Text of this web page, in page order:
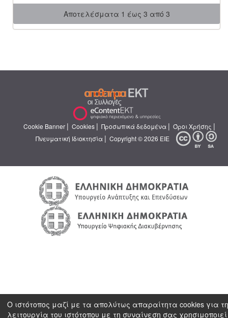
Αποτελέσματα 1 έως 3 από 3
Cookie Banner | Cookies | Προσωπικά δεδομένα | Όροι Χρήσης |
Πνευματική Ιδιοκτησία | Copyright © 2026 ΕΙΕ
Ο ιστότοπος μαζί με τα απολύτως απαραίτητα cookies για
λειτουργία του ιστότοπου με τη συναίνεση σας χρησιμοποιεί